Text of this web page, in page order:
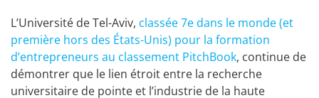
L’Université de Tel-Aviv, classée 7e dans le monde (et
première hors des États-Unis) pour la formation
d’entrepreneurs au classement PitchBook, continue de
démontrer que le lien étroit entre la recherche
universitaire de pointe et l’industrie de la haute